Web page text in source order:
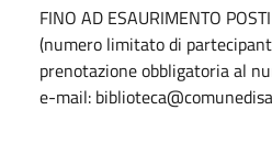
FINO AD ESAURIMENTO POSTI
(numero limitato di
prenotazione obbligatoria al
e-mail: